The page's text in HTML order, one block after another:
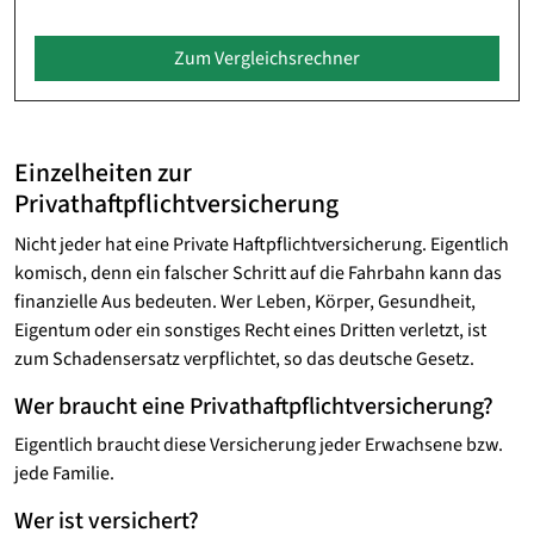
Zum Vergleichsrechner
Einzelheiten zur
Privathaftpflichtversicherung
Nicht jeder hat eine Private Haftpflichtversicherung. Eigentlich
komisch, denn ein falscher Schritt auf die Fahrbahn kann das
finanzielle Aus bedeuten. Wer Leben, Körper, Gesundheit,
Eigentum oder ein sonstiges Recht eines Dritten verletzt, ist
zum Schadensersatz verpflichtet, so das deutsche Gesetz.
Wer braucht eine Privathaftpflichtversicherung?
Eigentlich braucht diese Versicherung jeder Erwachsene bzw.
jede Familie.
Wer ist versichert?